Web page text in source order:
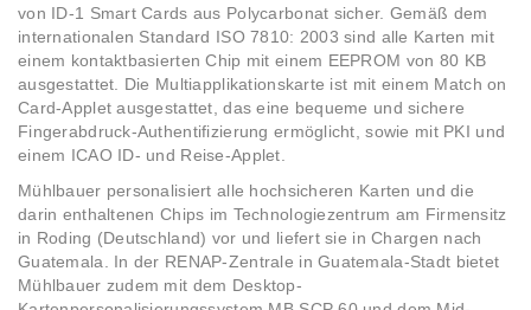
von ID-1 Smart Cards aus Polycarbonat sicher. Gemäß dem
internationalen Standard ISO 7810: 2003 sind alle Karten mit
einem kontaktbasierten Chip mit einem EEPROM von 80 KB
ausgestattet. Die Multiapplikationskarte ist mit einem Match on
Card-Applet ausgestattet, das eine bequeme und sichere
Fingerabdruck-Authentifizierung ermöglicht, sowie mit PKI und
einem ICAO ID- und Reise-Applet.
Mühlbauer personalisiert alle hochsicheren Karten und die
darin enthaltenen Chips im Technologiezentrum am Firmensitz
in Roding (Deutschland) vor und liefert sie in Chargen nach
Guatemala. In der RENAP-Zentrale in Guatemala-Stadt bietet
Mühlbauer zudem mit dem Desktop-